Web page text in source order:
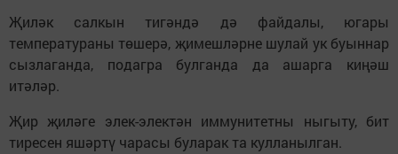
Җиләк салкын тигәндә дә файдалы, югары
температураны төшерә, җимешләрне шулай ук буыннар
сызлаганда, подагра булганда да ашарга киңәш
итәләр.
Җир җиләге элек-электән иммунитетны ныгыту, бит
тиресен яшәртү чарасы буларак та кулланылган.